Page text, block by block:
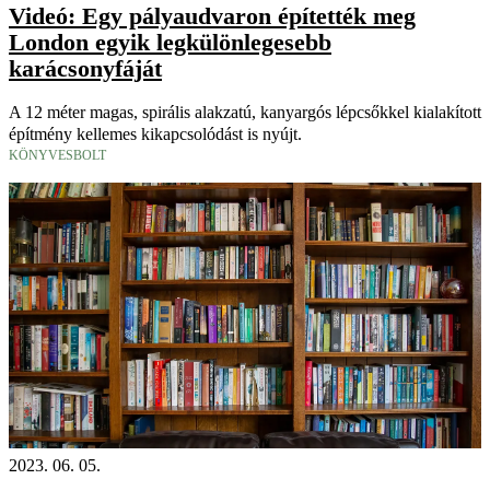
Videó: Egy pályaudvaron építették meg
London egyik legkülönlegesebb
karácsonyfáját
A 12 méter magas, spirális alakzatú, kanyargós lépcsőkkel kialakított
építmény kellemes kikapcsolódást is nyújt.
KÖNYVESBOLT
2023. 06. 05.